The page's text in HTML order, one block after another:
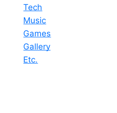
Tech
Music
Games
Gallery
Etc.